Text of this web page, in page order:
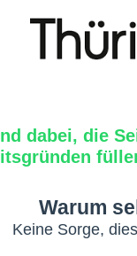
dabei, die
Warum
Keine Sorge,